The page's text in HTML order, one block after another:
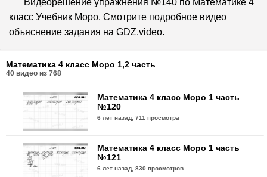
Видеорешение упражнения №140 по Математике 4
класс Учебник Моро. Смотрите подробное видео
объяснение задания на GDZ.video.
Математика 4 класс Моро 1,2 часть
40 видео из 768
Математика 4 класс Моро 1 часть
№120
6 лет назад,711 просмотра
Математика 4 класс Моро 1 часть
№121
6 лет назад,830 просмотров